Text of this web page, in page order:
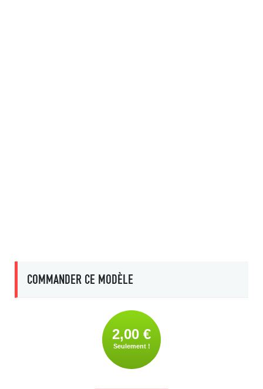
COMMANDER CE MODÈLE
2,00 €
Seulement !